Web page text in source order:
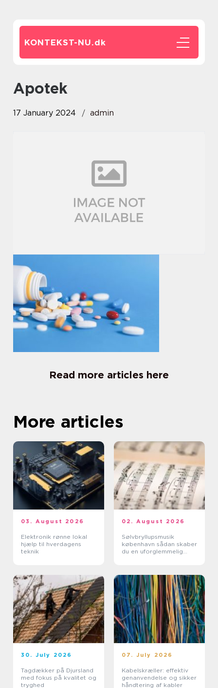
KONTEKST-NU.dk
apotek
17 January 2024 admin
Read more articles here
More articles
03. August 2026
Elektronik rønne lokal
hjælp til hverdagens
teknik
02. August 2026
Sølvbryllupsmusik
københavn sådan skaber
du en uforglemmelig
30. July 2026
Tagdækker på Djursland
med fokus på kvalitet og
tryghed
07. July 2026
Kabelskræller: effektiv
genanvendelse og sikker
håndtering af kabler